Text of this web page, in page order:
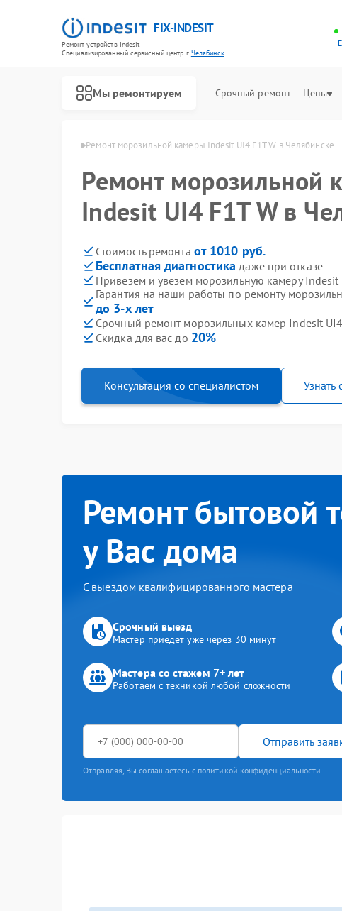
FIX-INDESIT
Ремонт устройств Indesit
Специализированный cервисный центр г.Челябинск
Мы ремонтируем Срочный ремонт Цены
в Челябинске Ремонт морозильной камеры Indesit UI4 F1T W в Челябинске
Ремонт морозильной
Indesit UI4 F1T W в
Стоимость ремонта от 1010 руб.
Бесплатная диагностика даже при отказе
Привезем и увезем морозильную камеру Indesit
Гарантия на наши работы по ремонту
до 3-х лет
Срочный ремонт морозильных камер Indesit UI4
Скидка для вас до 20%
Консультация со специалистом Узнать
Ремонт бытовой
у Вас дома
С выездом квалифицированного мастера
Срочный выезд
Мастер приедет уже через 30 минут
Мастера со стажем 7+ лет
Работаем с техникой любой сложности
Отправить
Отправляя, Вы соглашаетесь с политикой конфиденциальности